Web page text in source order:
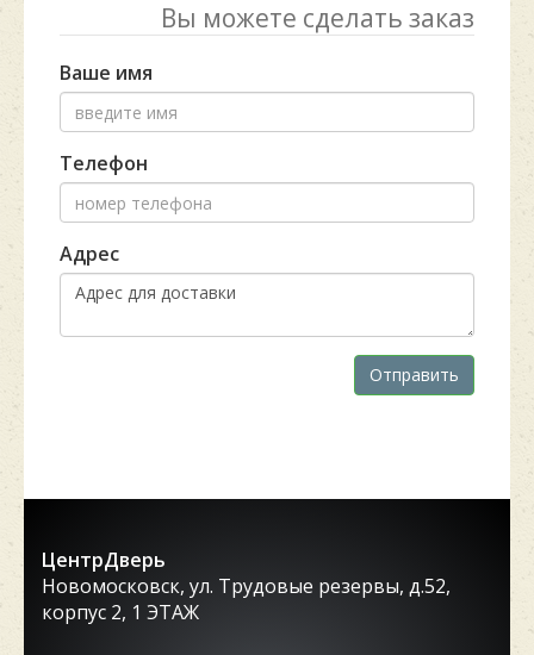
Вы можете сделать заказ
Ваше имя
Телефон
Адрес
Отправить
ЦентрДверь
Новомосковск, ул. Трудовые резервы, д.52,
корпус 2, 1 ЭТАЖ